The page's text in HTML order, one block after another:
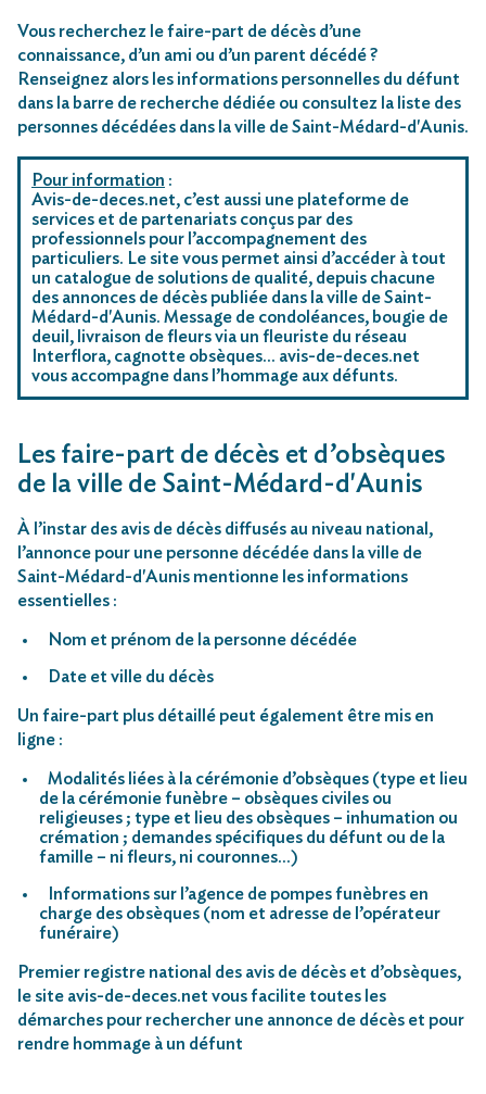
Vous recherchez le faire-part de décès d’une
connaissance, d’un ami ou d’un parent décédé ?
Renseignez alors les informations personnelles du défunt
dans la barre de recherche dédiée ou consultez la liste des
personnes décédées dans la ville de Saint-Médard-d'Aunis.
Pour information :
Avis-de-deces.net, c’est aussi une plateforme de
services et de partenariats conçus par des
professionnels pour l’accompagnement des
particuliers. Le site vous permet ainsi d’accéder à tout
un catalogue de solutions de qualité, depuis chacune
des annonces de décès publiée dans la ville de Saint-
Médard-d'Aunis. Message de condoléances, bougie de
deuil, livraison de fleurs via un fleuriste du réseau
Interflora, cagnotte obsèques… avis-de-deces.net
vous accompagne dans l’hommage aux défunts.
Les faire-part de décès et d’obsèques
de la ville de Saint-Médard-d'Aunis
À l’instar des avis de décès diffusés au niveau national,
l’annonce pour une personne décédée dans la ville de
Saint-Médard-d'Aunis mentionne les informations
essentielles :
Nom et prénom de la personne décédée
Date et ville du décès
Un faire-part plus détaillé peut également être mis en
ligne :
Modalités liées à la cérémonie d’obsèques (type et lieu
de la cérémonie funèbre – obsèques civiles ou
religieuses ; type et lieu des obsèques – inhumation ou
crémation ; demandes spécifiques du défunt ou de la
famille – ni fleurs, ni couronnes…)
Informations sur l’agence de pompes funèbres en
charge des obsèques (nom et adresse de l’opérateur
funéraire)
Premier registre national des avis de décès et d’obsèques,
le site avis-de-deces.net vous facilite toutes les
démarches pour rechercher une annonce de décès et pour
rendre hommage à un défunt